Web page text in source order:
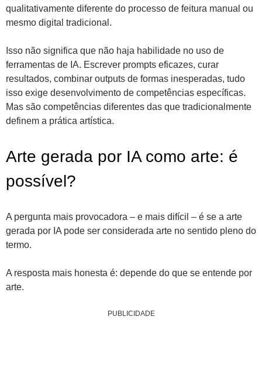
qualitativamente diferente do processo de feitura manual ou
mesmo digital tradicional.
Isso não significa que não haja habilidade no uso de
ferramentas de IA. Escrever prompts eficazes, curar
resultados, combinar outputs de formas inesperadas, tudo
isso exige desenvolvimento de competências específicas.
Mas são competências diferentes das que tradicionalmente
definem a prática artística.
Arte gerada por IA como arte: é
possível?
A pergunta mais provocadora – e mais difícil – é se a arte
gerada por IA pode ser considerada arte no sentido pleno do
termo.
A resposta mais honesta é: depende do que se entende por
arte.
PUBLICIDADE